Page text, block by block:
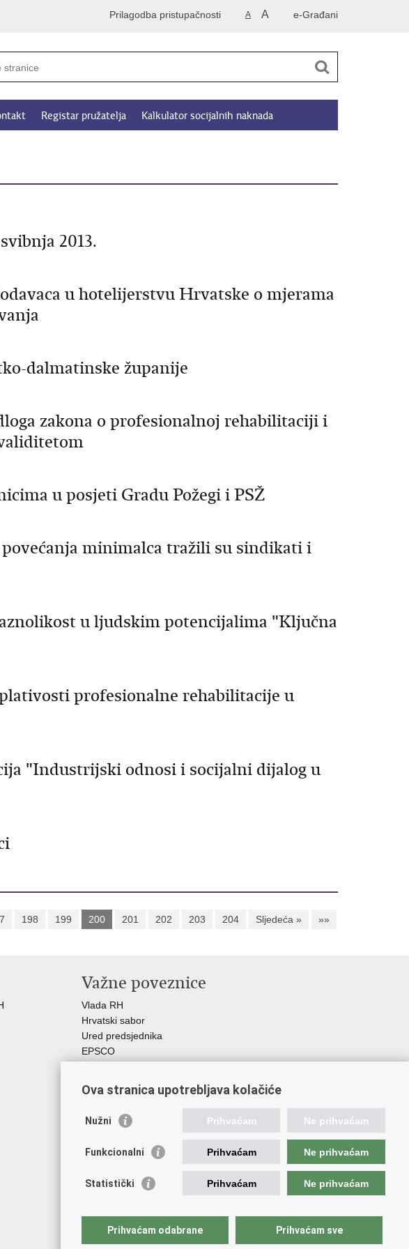
e-Građani
A A
Prilagodba pristupačnosti
Registar pružatelja Kalkulator socijalnih naknada
2013.
u hotelijerstvu Hrvatske o mjerama
dalmatinske županije
zakona o profesionalnoj rehabilitaciji i
u posjeti Gradu Požegi i PSŽ
minimalca tražili su sindikati i
u ljudskim potencijalima "Ključna
profesionalne rehabilitacije u
"Industrijski odnosi i socijalni dijalog u
198 199 200 201 202 203 204 Sljedeća » »»
Važne poveznice
Vlada RH
Hrvatski sabor
Ured predsjednika
EPSCO
HZMO
Hrvatski zavod za socijalni rad
Akademija socijalne skrbi - ASOSK
Obiteljski centar
AORT
FEAD
Socijalno partnerstvo
Ova stranica upotrebljava kolačiće
Nužni Prihvaćam Ne prihvaćam
Funkcionalni Prihvaćam Ne prihvaćam
Statistički Prihvaćam Ne prihvaćam
Prihvaćam odabrane Prihvaćam sve